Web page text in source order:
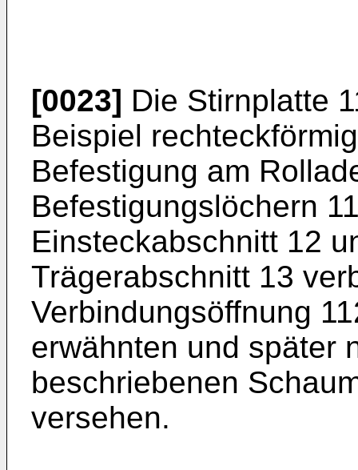
[0023] Die Stirnplatte
Beispiel
Befestigung am
Befestigungslöchern
Einsteckabschnitt 12
Trägerabschnitt 13
Verbindungsöffnung
erwähnten und später
beschriebenen
versehen.